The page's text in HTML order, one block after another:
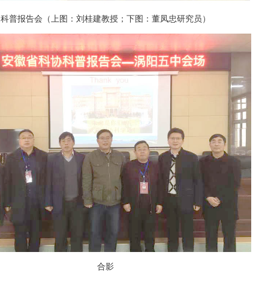
科普报告会（上图：刘桂建教授；下图：董凤忠研究员）
合影